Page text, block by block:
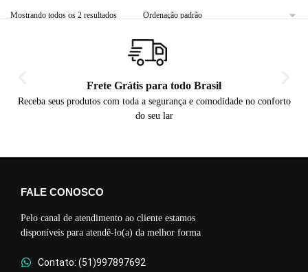
Mostrando todos os 2 resultados
Frete Grátis para todo Brasil
Receba seus produtos com toda a segurança e comodidade no conforto
do seu lar
FALE CONOSCO
Pelo canal de atendimento ao cliente estamos
disponíveis para atendê-lo(a) da melhor forma
Contato: (51)997897692